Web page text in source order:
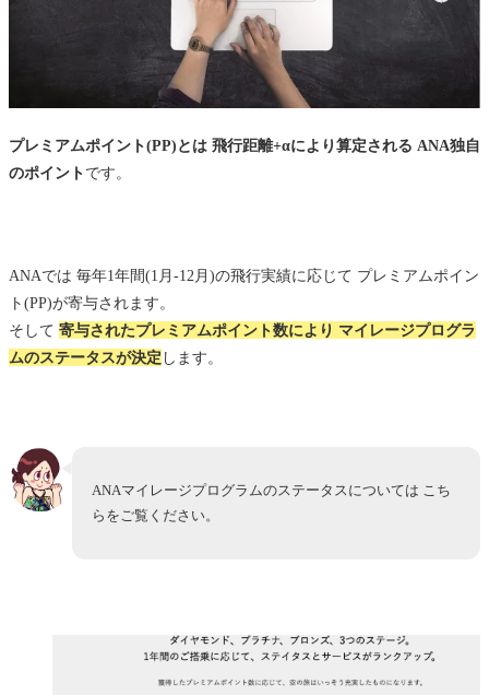
プレミアムポイント(PP)とは 飛行距離+αにより算定される ANA独自
のポイントです。
ANAでは 毎年1年間(1月-12月)の飛行実績に応じて プレミアムポイン
ト(PP)が寄与されます。
そして 寄与されたプレミアムポイント数により マイレージプログラ
ムのステータスが決定 します。
ANAマイレージプログラムのステータスについては こち
らをご覧ください。